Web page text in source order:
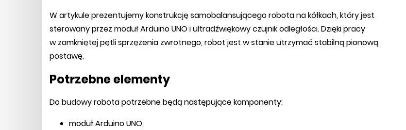
W artykule prezentujemy konstrukcję samobalansującego robota na kółkach, który jest
sterowany przez moduł Arduino UNO i ultradźwiękowy czujnik odległości. Dzięki pracy
w zamkniętej pętli sprzężenia zwrotnego, robot jest w stanie utrzymać stabilną pionową
postawę.
Potrzebne elementy
Do budowy robota potrzebne będą następujące komponenty:
moduł Arduino UNO,